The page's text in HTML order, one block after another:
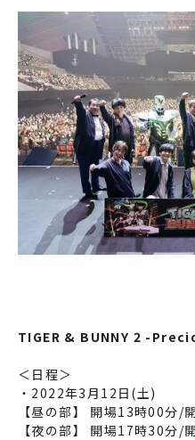
TIGER & BUNNY 2 -
＜日程＞
・2022年3月12日(土)
【昼の部】 開場13時00分/
【夜の部】 開場17時30分/